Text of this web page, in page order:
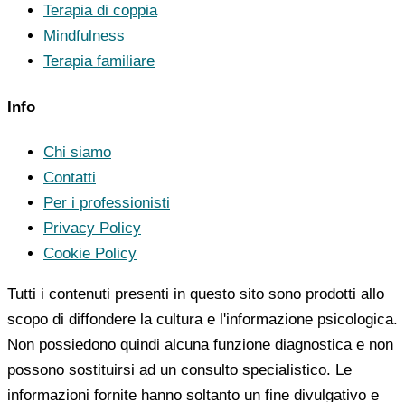
Terapia di coppia
Mindfulness
Terapia familiare
Info
Chi siamo
Contatti
Per i professionisti
Privacy Policy
Cookie Policy
Tutti i contenuti presenti in questo sito sono prodotti allo
scopo di diffondere la cultura e l'informazione psicologica.
Non possiedono quindi alcuna funzione diagnostica e non
possono sostituirsi ad un consulto specialistico. Le
informazioni fornite hanno soltanto un fine divulgativo e